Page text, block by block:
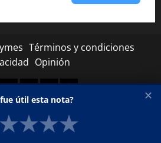
Términos y condiciones
Opinión
TwitterLinkedinYoutubeInstagram
los derechos reservados.
por AF themes.
✕
fue útil esta nota?
★★★★